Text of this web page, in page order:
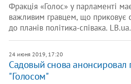
Фракція «Голос» у парламенті
важливим гравцем, що приковує
до планів політика-співака.
24 июня 2019, 17:20
Садовый снова анонсировал
"Голосом"